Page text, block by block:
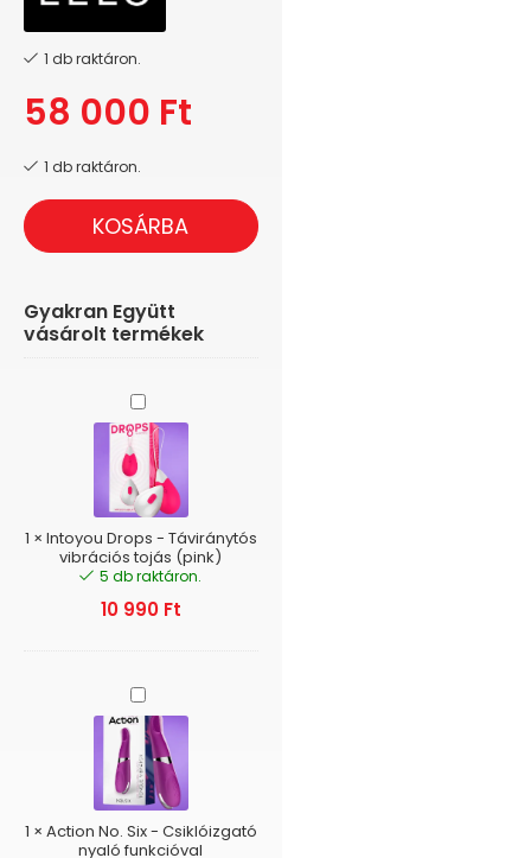
1 db raktáron.
58 000 Ft
1 db raktáron.
KOSÁRBA
Gyakran Együtt
vásárolt termékek
Intoyou
Drops
-
Táviránytós
vibrációs
tojás
(pink)
1 × Intoyou Drops - Táviránytós
vibrációs tojás (pink)
5 db raktáron.
10 990 Ft
Action
No.
Six
-
Csiklóizgató
nyaló
funkcióval
1 × Action No. Six - Csiklóizgató
nyaló funkcióval